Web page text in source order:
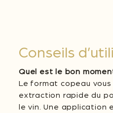
Conseils
Quel est le bon
Le format copeau
extraction rapide du
le vin. Une application